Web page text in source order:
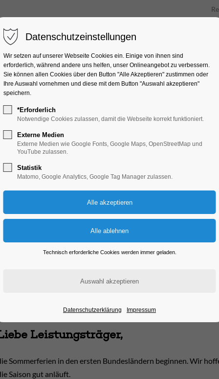
STG
Leistungsträger,
Sommerferien in den ersten Bundesländern beginnen. Wir
Saison gut anläuft.
Datenschutzeinstellungen
Wir setzen auf unserer Webseite Cookies ein. Einige von ihnen sind
erforderlich, während andere uns helfen, unser Onlineangebot zu verbessern.
Sie können allen Cookies über den Button "Alle Akzeptieren" zustimmen oder
Ihre Auswahl vornehmen und diese mit dem Button "Auswahl akzeptieren"
speichern.
*Erforderlich
Notwendige Cookies zulassen, damit die Webseite korrekt funktioniert.
Externe Medien
Externe Medien wie Google Fonts, Google Maps, OpenStreetMap und
YouTube zulassen.
Statistik
Matomo, Google Analytics, Google Tag Manager zulassen.
Technisch erforderliche Cookies werden immer geladen.
Datenschutzerklärung Impressum